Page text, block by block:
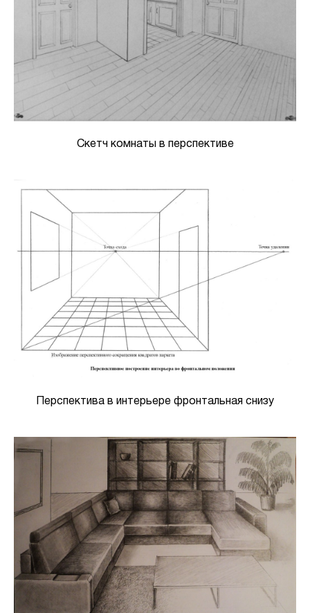
Скетч комнаты в перспективе
Перспектива в интерьере фронтальная снизу